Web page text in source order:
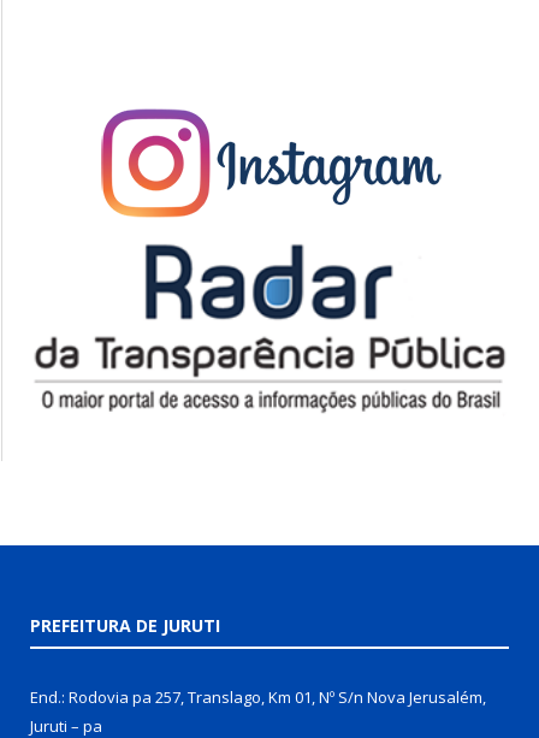
PREFEITURA DE JURUTI
End.: Rodovia pa 257, Translago, Km 01, Nº S/n Nova Jerusalém,
Juruti – pa